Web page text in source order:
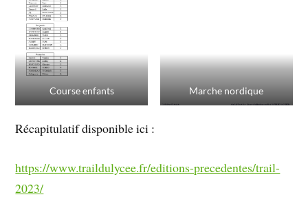
Course enfants Marche nordique
Récapitulatif disponible ici :
https://www.traildulycee.fr/editions-precedentes/trail-
2023/